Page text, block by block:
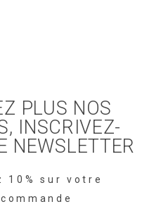
PLUS NOS
INSCRIVEZ-
NEWSLETTER
10% sur votre